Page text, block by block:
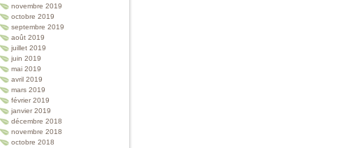
novembre 2019
octobre 2019
septembre 2019
août 2019
juillet 2019
juin 2019
mai 2019
avril 2019
mars 2019
février 2019
janvier 2019
décembre 2018
novembre 2018
octobre 2018